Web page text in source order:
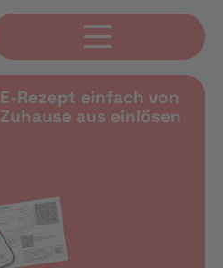
E-Rezept einfach von
Zuhause aus einlösen